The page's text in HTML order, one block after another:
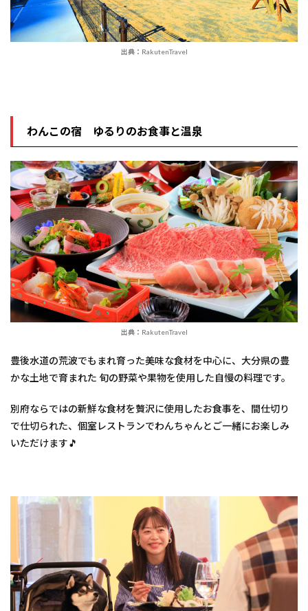
出典：RakutenTravel
わんこの宿 ゆるりのお食事と温泉
出典：RakutenTravel
豊後水道の荒波でもまれ育った美味な食材を中心に、大分県の豊
かな土地で育まれた 旬の野菜や果物を使用した自慢の料理です。
別府ならではの新鮮な食材を贅沢に使用したお食事を、間仕切り
で仕切られた、個室レストランでわんちゃんとご一緒にお楽しみ
いただけます🎵